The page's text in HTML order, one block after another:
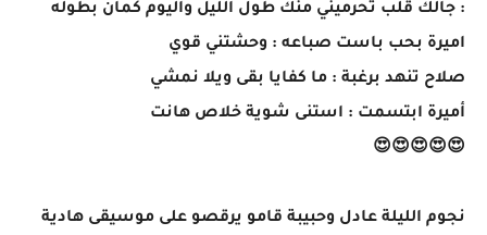
: جالك قلب تحرميني منك طول الليل واليوم كمان بطوله
اميرة بحب باست صباعه : وحشتني قوي
صلاح تنهد برغبة : ما كفايا بقى ويلا نمشي
أميرة ابتسمت : استنى شوية خلاص هانت
😍😍😍😍😍
نجوم الليلة عادل وحبيبة قامو يرقصو على موسيقى هادية